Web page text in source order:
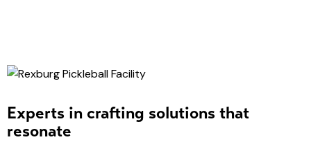
Experts in crafting solutions that
resonate